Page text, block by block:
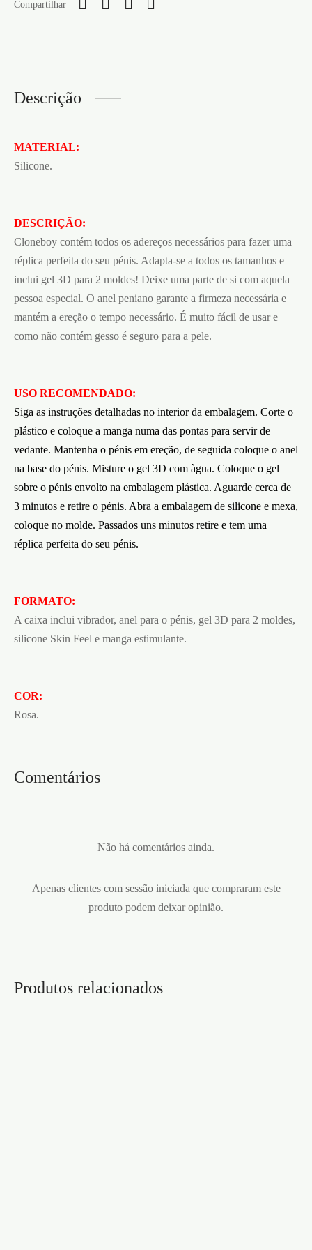
Compartilhar
Descrição
MATERIAL:
Silicone.
DESCRIÇÃO:
Cloneboy contém todos os adereços necessários para fazer uma
réplica perfeita do seu pénis. Adapta-se a todos os tamanhos e
inclui gel 3D para 2 moldes! Deixe uma parte de si com aquela
pessoa especial. O anel peniano garante a firmeza necessária e
mantém a ereção o tempo necessário. É muito fácil de usar e
como não contém gesso é seguro para a pele.
USO RECOMENDADO:
Siga as instruções detalhadas no interior da embalagem. Corte o
plástico e coloque a manga numa das pontas para servir de
vedante. Mantenha o pénis em ereção, de seguida coloque o anel
na base do pénis. Misture o gel 3D com àgua. Coloque o gel
sobre o pénis envolto na embalagem plástica. Aguarde cerca de
3 minutos e retire o pénis. Abra a embalagem de silicone e mexa,
coloque no molde. Passados uns minutos retire e tem uma
réplica perfeita do seu pénis.
FORMATO:
A caixa inclui vibrador, anel para o pénis, gel 3D para 2 moldes,
silicone Skin Feel e manga estimulante.
COR:
Rosa.
Comentários
Não há comentários ainda.
Apenas clientes com sessão iniciada que compraram este
produto podem deixar opinião.
Produtos relacionados